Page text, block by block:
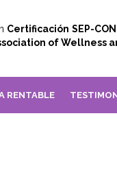
Certificación SEP-
of Wellness
RENTABLE